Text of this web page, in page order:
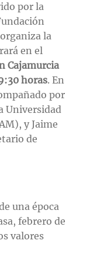
por la
la
en el
Cajamurcia
horas. En
por
Universidad
y Jaime
de
una época
febrero de
valores